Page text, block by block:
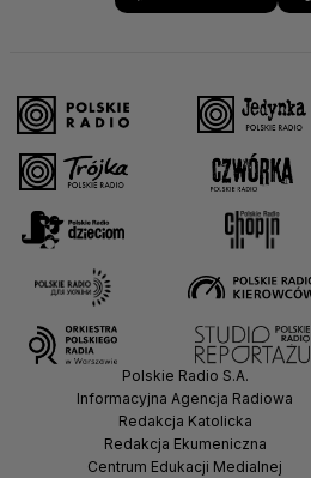
Polskie Radio S.A.
Informacyjna Agencja Radiowa
Redakcja Katolicka
Redakcja Ekumeniczna
Centrum Edukacji Medialnej